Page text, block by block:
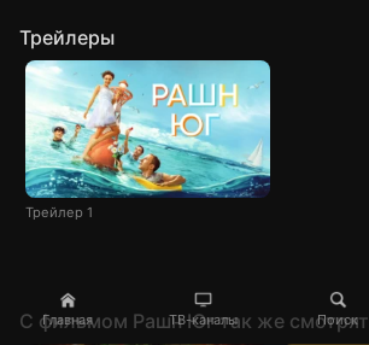
Главная ТВ-каналы Поиск
Трейлеры
Трейлер 1
C фильмом Рашн Юг так же смотрят